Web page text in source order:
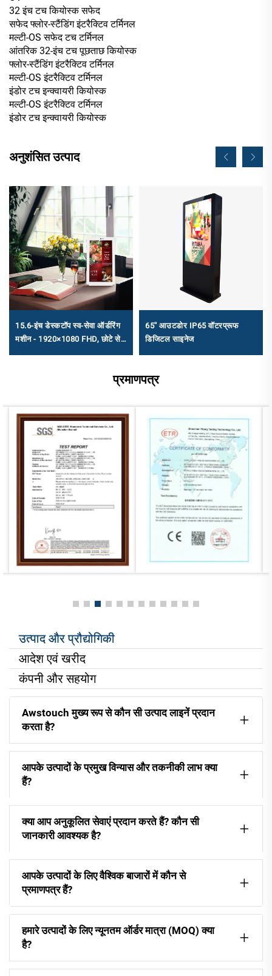
32 इंच टच कियोस्क सफेद
सफेद फ्लोर-स्टैंडिंग इंटरैक्टिव टर्मिनल
मल्टी-OS सफेद टच टर्मिनल
आंतरिक 32-इंच टच पूछताछ कियोस्क
फ्लोर-स्टैंडिंग इंटरैक्टिव टर्मिनल
मल्टी-OS इंटरैक्टिव टर्मिनल
इंडोर टच इन्क्वायरी कियोस्क
मल्टी-OS इंटरैक्टिव टर्मिनल
इंडोर टच इन्क्वायरी कियोस्क
अनुशंसित उत्पाद
15.6-इंच डेस्कटॉप स्व-सेवा ऑर्डरिंग
मशीन - 1920×1080 FHD, छोटे से
65'' आउटडोर IP65 वॉटरप्रूफ
डिजिटल साइनेज
प्रमाणपत्र
उत्पाद और प्रौद्योगिकी
आदेश एवं खरीद
कंपनी और सहयोग
Awstouch मुख्य रूप से कौन सी उत्पाद लाइनें प्रदान
करता है?
आपके उत्पादों के प्रमुख विन्यास और तकनीकी लाभ क्या
हैं?
क्या आप अनुकूलित सेवाएं प्रदान करते हैं? कौन सी
जानकारी आवश्यक है?
आपके उत्पादों के लिए वैश्विक बाजारों में कौन से
प्रमाणपत्र हैं?
हमारे उत्पादों के लिए न्यूनतम ऑर्डर मात्रा (MOQ) क्या
है?